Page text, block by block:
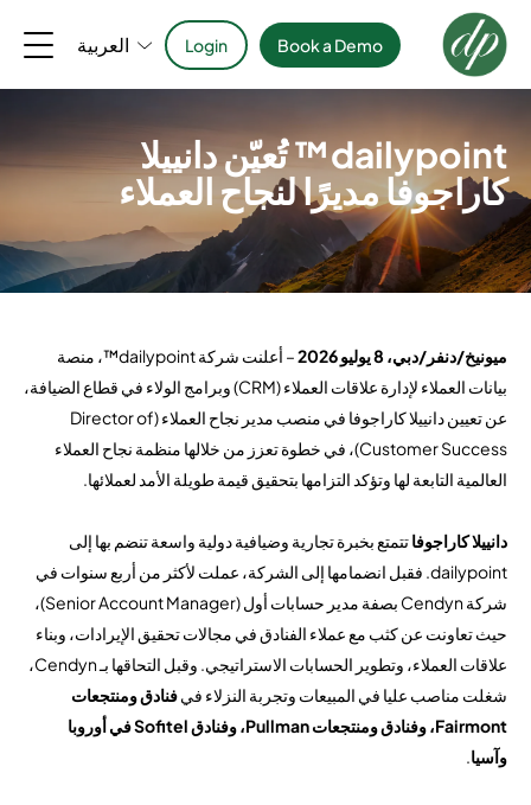
Book a Demo
Login العربية
dailypoint™ تُعيّن دانييلا
كاراجوفا مديرًا لنجاح العملاء
ميونيخ/دنفر/دبي، 8 يوليو 2026
– أعلنت شركة dailypoint™، منصة
بيانات العملاء لإدارة علاقات العملاء (CRM) وبرامج الولاء في قطاع الضيافة،
عن تعيين دانييلا كاراجوفا في منصب مدير نجاح العملاء (Director of
Customer Success)، في خطوة تعزز من خلالها منظمة نجاح العملاء
العالمية التابعة لها وتؤكد التزامها بتحقيق قيمة طويلة الأمد لعملائها.
دانييلا كاراجوفاتتمتع بخبرة تجارية وضيافية دولية واسعة تنضم بها إلى
dailypoint. فقبل انضمامها إلى الشركة، عملت لأكثر من أربع سنوات في
شركة Cendyn بصفة مدير حسابات أول (Senior Account Manager)،
حيث تعاونت عن كثب مع عملاء الفنادق في مجالات تحقيق الإيرادات، وبناء
علاقات العملاء، وتطوير الحسابات الاستراتيجي. وقبل التحاقها بـ Cendyn،
شغلت مناصب عليا في المبيعات وتجربة النزلاء فيفنادق ومنتجعات
Fairmont، وفنادق ومنتجعات Pullman، وفنادق Sofitel في أوروبا
وآسيا.